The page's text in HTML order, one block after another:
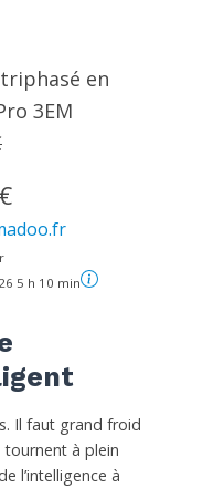
en
3EM
5 h 10 min
Il faut grand froid
à plein
l’intelligence à